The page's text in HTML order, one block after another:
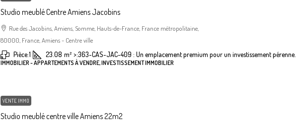
Studio meublé Centre Amiens Jacobins
Rue des Jacobins, Amiens, Somme, Hauts-de-France, France métropolitaine,
80000, France, Amiens - Centre ville
Pièce:1 23.08 m² >:363-CAS-JAC-409 : Un emplacement premium pour un investissement pérenne.
IMMOBILIER - APPARTEMENTS À VENDRE, INVESTISSEMENT IMMOBILIER
VENTE IMMO
Studio meublé centre ville Amiens 22m2